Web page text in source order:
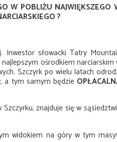
W POBLIŻU NAJWIĘKSZEGO
?
Inwestor słowacki Tatry
ośrodkiem narciarskim
Szczyrk po wielu latach
a tym samym będzie
znajduje się w
widokiem na góry w tym